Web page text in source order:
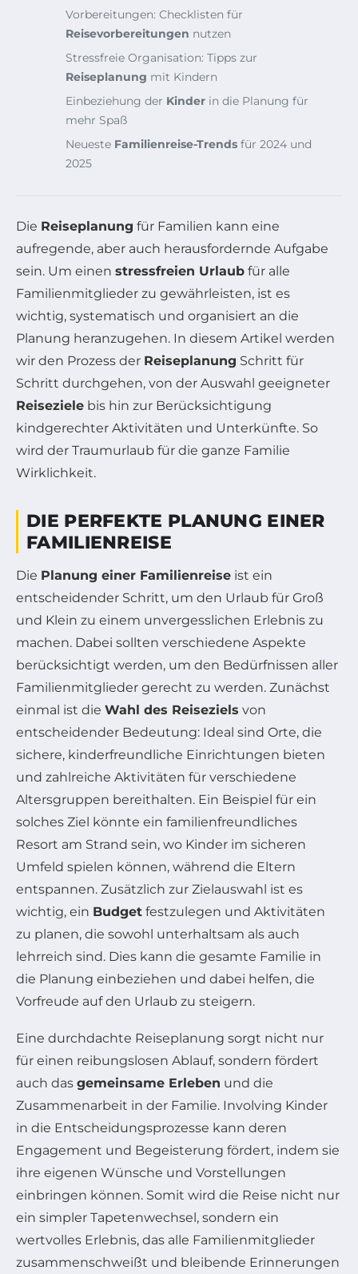
Vorbereitungen: Checklisten für
Reisevorbereitungen nutzen
Stressfreie Organisation: Tipps zur
Reiseplanung mit Kindern
Einbeziehung der Kinder in die Planung für
mehr Spaß
Neueste Familienreise-Trends für 2024 und
2025
Die Reiseplanung für Familien kann eine
aufregende, aber auch herausfordernde Aufgabe
sein. Um einen stressfreien Urlaub für alle
Familienmitglieder zu gewährleisten, ist es
wichtig, systematisch und organisiert an die
Planung heranzugehen. In diesem Artikel werden
wir den Prozess der Reiseplanung Schritt für
Schritt durchgehen, von der Auswahl geeigneter
Reiseziele bis hin zur Berücksichtigung
kindgerechter Aktivitäten und Unterkünfte. So
wird der Traumurlaub für die ganze Familie
Wirklichkeit.
DIE PERFEKTE PLANUNG EINER
FAMILIENREISE
Die Planung einer Familienreise ist ein
entscheidender Schritt, um den Urlaub für Groß
und Klein zu einem unvergesslichen Erlebnis zu
machen. Dabei sollten verschiedene Aspekte
berücksichtigt werden, um den Bedürfnissen aller
Familienmitglieder gerecht zu werden. Zunächst
einmal ist die Wahl des Reiseziels von
entscheidender Bedeutung: Ideal sind Orte, die
sichere, kinderfreundliche Einrichtungen bieten
und zahlreiche Aktivitäten für verschiedene
Altersgruppen bereithalten. Ein Beispiel für ein
solches Ziel könnte ein familienfreundliches
Resort am Strand sein, wo Kinder im sicheren
Umfeld spielen können, während die Eltern
entspannen. Zusätzlich zur Zielauswahl ist es
wichtig, ein Budget festzulegen und Aktivitäten
zu planen, die sowohl unterhaltsam als auch
lehrreich sind. Dies kann die gesamte Familie in
die Planung einbeziehen und dabei helfen, die
Vorfreude auf den Urlaub zu steigern.
Eine durchdachte Reiseplanung sorgt nicht nur
für einen reibungslosen Ablauf, sondern fördert
auch das gemeinsame Erleben und die
Zusammenarbeit in der Familie. Involving Kinder
in die Entscheidungsprozesse kann deren
Engagement und Begeisterung fördert, indem sie
ihre eigenen Wünsche und Vorstellungen
einbringen können. Somit wird die Reise nicht nur
ein simpler Tapetenwechsel, sondern ein
wertvolles Erlebnis, das alle Familienmitglieder
zusammenschweißt und bleibende Erinnerungen